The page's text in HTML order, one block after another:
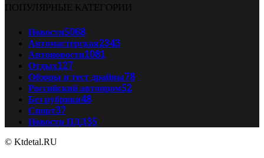
ПОПУЛЯРНЫЕ КАТЕГОРИИ
Новости5068
Автомастерская2343
Автоновости1081
Отдых127
Обзоры и тест драйвы78
Российский автопром52
Без рубрики48
Спорт37
Новости ПДД35
© Ktdetal.RU